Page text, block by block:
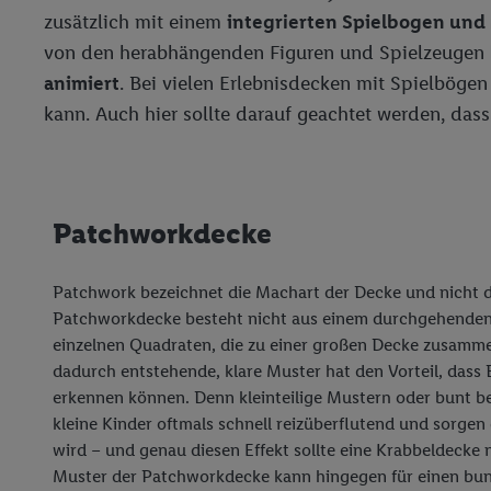
zusätzlich mit einem integrierten Spielbogen und
von den herabhängenden Figuren und Spielzeugen
animiert. Bei vielen Erlebnisdecken mit
kann. Auch hier sollte darauf geachtet werden,
Patchworkdecke
Patchwork bezeichnet die Machart der Decke und nicht
Patchworkdecke besteht nicht aus einem
einzelnen Quadraten, die zu einer großen Decke
dadurch entstehende, klare Muster hat den Vorteil, dass
erkennen können. Denn kleinteilige Mustern oder bunt
kleine Kinder oftmals schnell reizüberflutend und sorgen
wird – und genau diesen Effekt sollte eine Krabbeldecke
Muster der Patchworkdecke kann hingegen für einen
Adresse in
Zudem erlauben Sie
den Lidl-Diensten
Wenn das der Fall ist,
Kundenkonto-
Nutzung der Utiq-
Telekommunikations-
die Lidl-Dienste)
Durch einen Klick auf
„Zustimmen“
genannten Partner zu.
jederzeit mit Wirkung
finden Sie hier. Unter
nachfolgend